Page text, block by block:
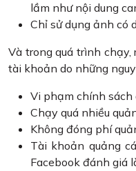
lầm như nội dung
Chỉ sử dụng ảnh có
Và trong quá trình
tài khoản do những
Vi phạm chính sách
Chạy quá nhiều
Không đóng phí
Tài khoản quảng
Facebook đánh giá